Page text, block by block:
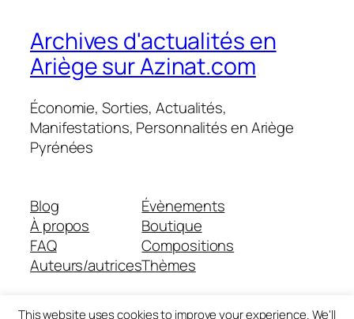
Archives d'actualités en
Ariège sur Azinat.com
Économie, Sorties, Actualités,
Manifestations, Personnalités en Ariège
Pyrénées
Blog
À propos
FAQ
Auteurs/autrices
Évènements
Boutique
Compositions
Thèmes
This website uses cookies to improve your experience. We'll